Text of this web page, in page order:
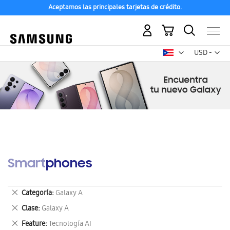
Aceptamos las principales tarjetas de crédito.
USD -
dólar
Mi carrito
Smartphones
Categoría Galaxy A
Eliminar
este
artículo
Clase Galaxy A
Eliminar
este
Feature Tecnología AI
Eliminar